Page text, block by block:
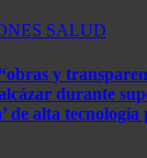
SALUD
y
durante
de alta tecnología